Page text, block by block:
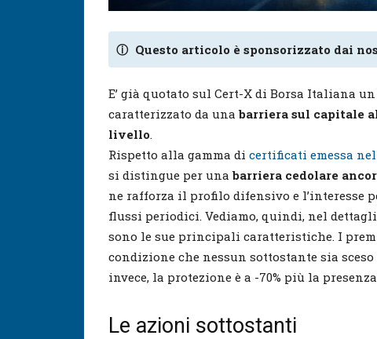
ⓘ Questo articolo è sponsorizzato dai
E’ già quotato sul Cert-X di Borsa Italiana
caratterizzato da unabarriera sul capitale al
livello.
Rispetto alla gamma di certificati emessa
si distingue per unabarriera cedolare
ne rafforza il profilo difensivo e
flussi periodici. Vediamo, quindi, nel
sono le sue principali caratteristiche. I
condizione che nessun sottostante sia
invece, la protezione è a -70% più la
Le azioni sottostanti